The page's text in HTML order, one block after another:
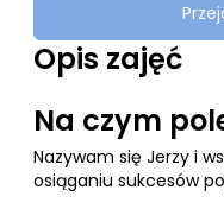
Opis zajęć
Na czym
Nazywam się Jerzy i
osiąganiu sukcesów